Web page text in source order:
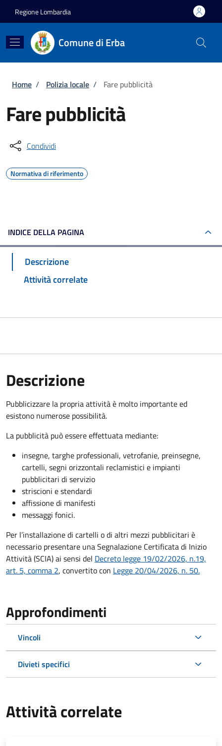
Regione Lombardia
Comune di Erba
Briciole di pane
Home / Polizia locale / Fare pubblicità
Fare pubblicità
Condividi
Normativa di riferimento
INDICE DELLA PAGINA
Descrizione
Attività correlate
Descrizione
Pubblicizzare la propria attività è molto importante ed
esistono numerose possibilità.
La pubblicità può essere effettuata mediante:
insegne, targhe professionali, vetrofanie, preinsegne,
cartelli, segni orizzontali reclamistici e impianti
pubblicitari di servizio
striscioni e stendardi
affissione di manifesti
messaggi fonici.
Per l’installazione di cartelli o di altri mezzi pubblicitari è
necessario presentare una Segnalazione Certificata di Inizio
Attività (SCIA) ai sensi del Decreto legge 19/02/2026, n.19,
art. 5, comma 2, convertito con Legge 20/04/2026, n. 50.
Approfondimenti
Vincoli
Divieti specifici
Attività correlate